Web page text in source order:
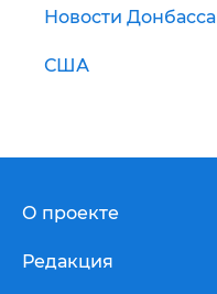
Новости Донбасса
США
О проекте
Редакция